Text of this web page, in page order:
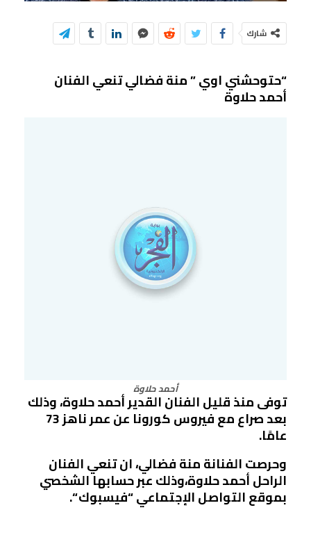
شارك
“حتوحشني اوي ” منة فضالي تنعي الفنان
أحمد حلاوة
أحمد حلاوة
توفى منذ قليل الفنان القدير أحمد حلاوة، وذلك
بعد صراع مع فيروس كورونا عن عمر ناهز 73
عامًا.
وحرصت الفنانة منة فضالي، ان تنعي الفنان
الراحل أحمد حلاوة،وذلك عبر حسابها الشخصي
بموقع التواصل الإجتماعي “فيسبوك “.